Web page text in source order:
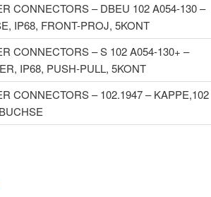
CONNECTORS – DBEU 102 A054-130 –
IP68, FRONT-PROJ, 5KONT
CONNECTORS – S 102 A054-130+ –
IP68, PUSH-PULL, 5KONT
CONNECTORS – 102.1947 – KAPPE,102